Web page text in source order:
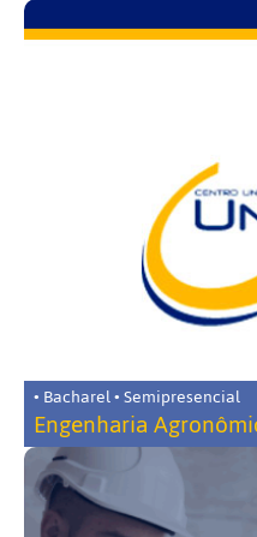
• Bacharel • Semipresencial
Engenharia